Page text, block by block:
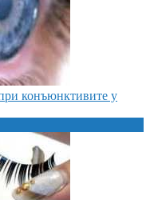
конъюнктивите у